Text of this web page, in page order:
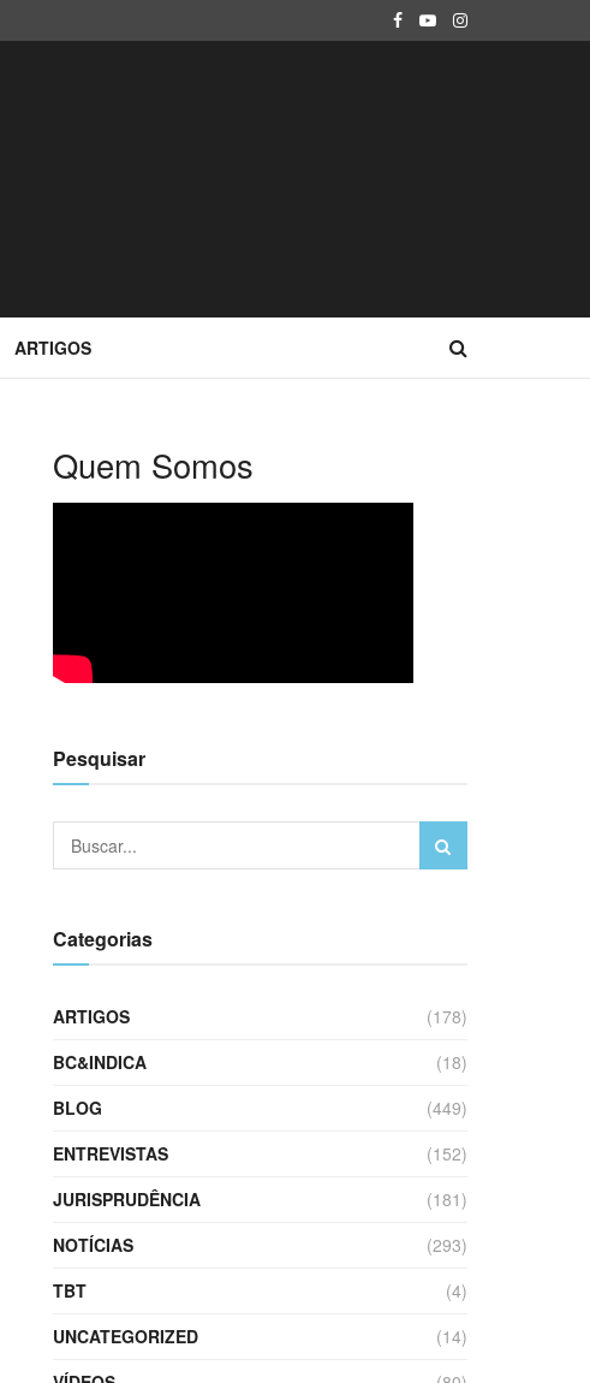
ARTIGOS
Quem Somos
Pesquisar
Categorias
ARTIGOS
(178)
BC&INDICA
(18)
BLOG
(449)
ENTREVISTAS
(152)
JURISPRUDÊNCIA
(181)
NOTÍCIAS
(293)
TBT
(4)
UNCATEGORIZED
(14)